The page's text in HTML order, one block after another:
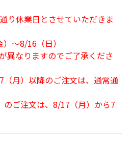
り休業日とさせていただきま
～8/16（日）
異なりますのでご了承くださ
（月）以降のご注文は、通常通
のご注文は、8/17（月）から7